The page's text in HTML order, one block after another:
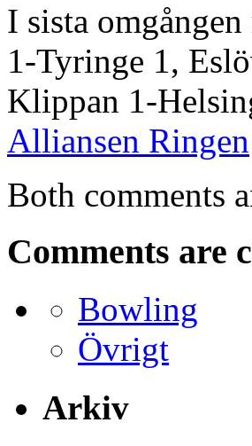
I sista
1-Tyringe 1,
Klippan 1-
Alliansen Ringen
Both comments
Comments are
Bowling
Övrigt
Arkiv